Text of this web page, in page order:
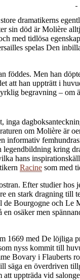
dramatikerns
sin död är Molière
med tidlösa
spelas Den
föddes. Men han
att han uppträtt i
begravning –
om Molière är
informativ
kring
hans
Racine som med
Efter studier
en stark dragning
Bourgogne och
osäker men
med De löjliga
nyss kommit till
Bovary i Flauberts
en överdriven
uppträda vid